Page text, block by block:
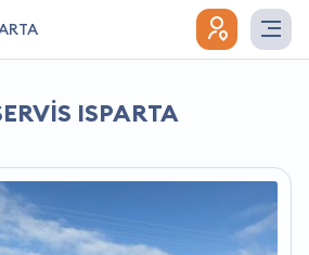
ISPARTA